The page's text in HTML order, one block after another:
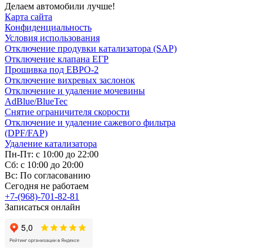
Делаем автомобили лучше!
Карта сайта
Конфиденциальность
Условия использования
Отключение продувки катализатора (SAP)
Отключение клапана ЕГР
Прошивка под ЕВРО-2
Отключение вихревых заслонок
Отключение и удаление мочевины
AdBlue/BlueTec
Снятие ограничителя скорости
Отключение и удаление сажевого фильтра
(DPF/FAP)
Удаление катализатора
Пн-Пт: с 10:00 до 22:00
Сб: с 10:00 до 20:00
Вс: По согласованию
Сегодня не работаем
+7-(968)-701-82-81
Записаться онлайн